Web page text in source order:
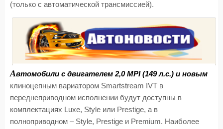
(только с автоматической трансмиссией).
Автомобили с двигателем 2,0MPI(149 л.с.) и новым
клиноцепным вариатором Smartstream IVT в
переднеприводном исполнении будут доступны в
комплектациях Luxe, Style или Prestige, а в
полноприводном – Style, Prestige и Premium. Наиболее